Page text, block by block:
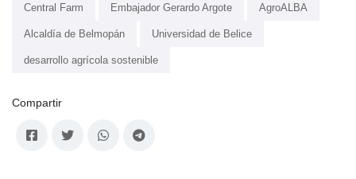
Central Farm Embajador Gerardo Argote AgroALBA
Alcaldía de Belmopán Universidad de Belice
desarrollo agrícola sostenible
Compartir